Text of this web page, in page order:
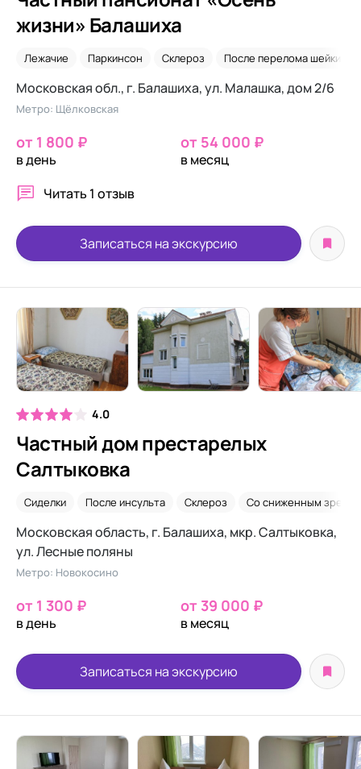
жизни» Балашиха
Лежачие Паркинсон Склероз После перелома шейки
Московская обл., г. Балашиха, ул. Малашка, дом 2/6
Метро: Щёлковская
от 1 800 ₽
в день
от 54 000 ₽
в месяц
Читать 1 отзыв
Записаться на экскурсию
4.0
Частный дом престарелых
Салтыковка
Сиделки После инсульта Склероз Со сниженным
Московская область, г. Балашиха, мкр. Салтыковка,
ул. Лесные поляны
Метро: Новокосино
от 1 300 ₽
в день
от 39 000 ₽
в месяц
Записаться на экскурсию